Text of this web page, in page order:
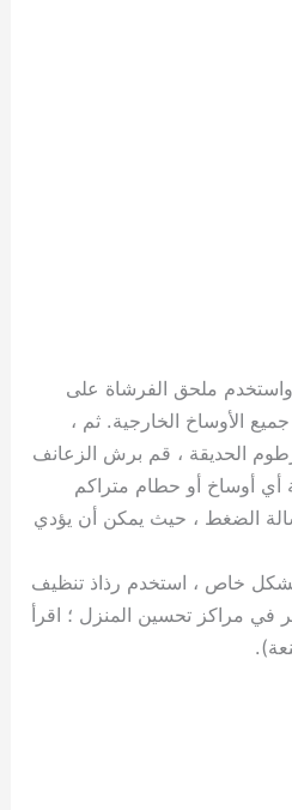
واستخدم ملحق الفرشاة على
الأوساخ الخارجية. ثم ،
الحديقة ، قم برش الزعانف
أي أوساخ أو حطام متراكم
الضغط ، حيث يمكن أن يؤدي
خاص ، استخدم رذاذ تنظيف
في مراكز تحسين المنزل ؛ اقرأ